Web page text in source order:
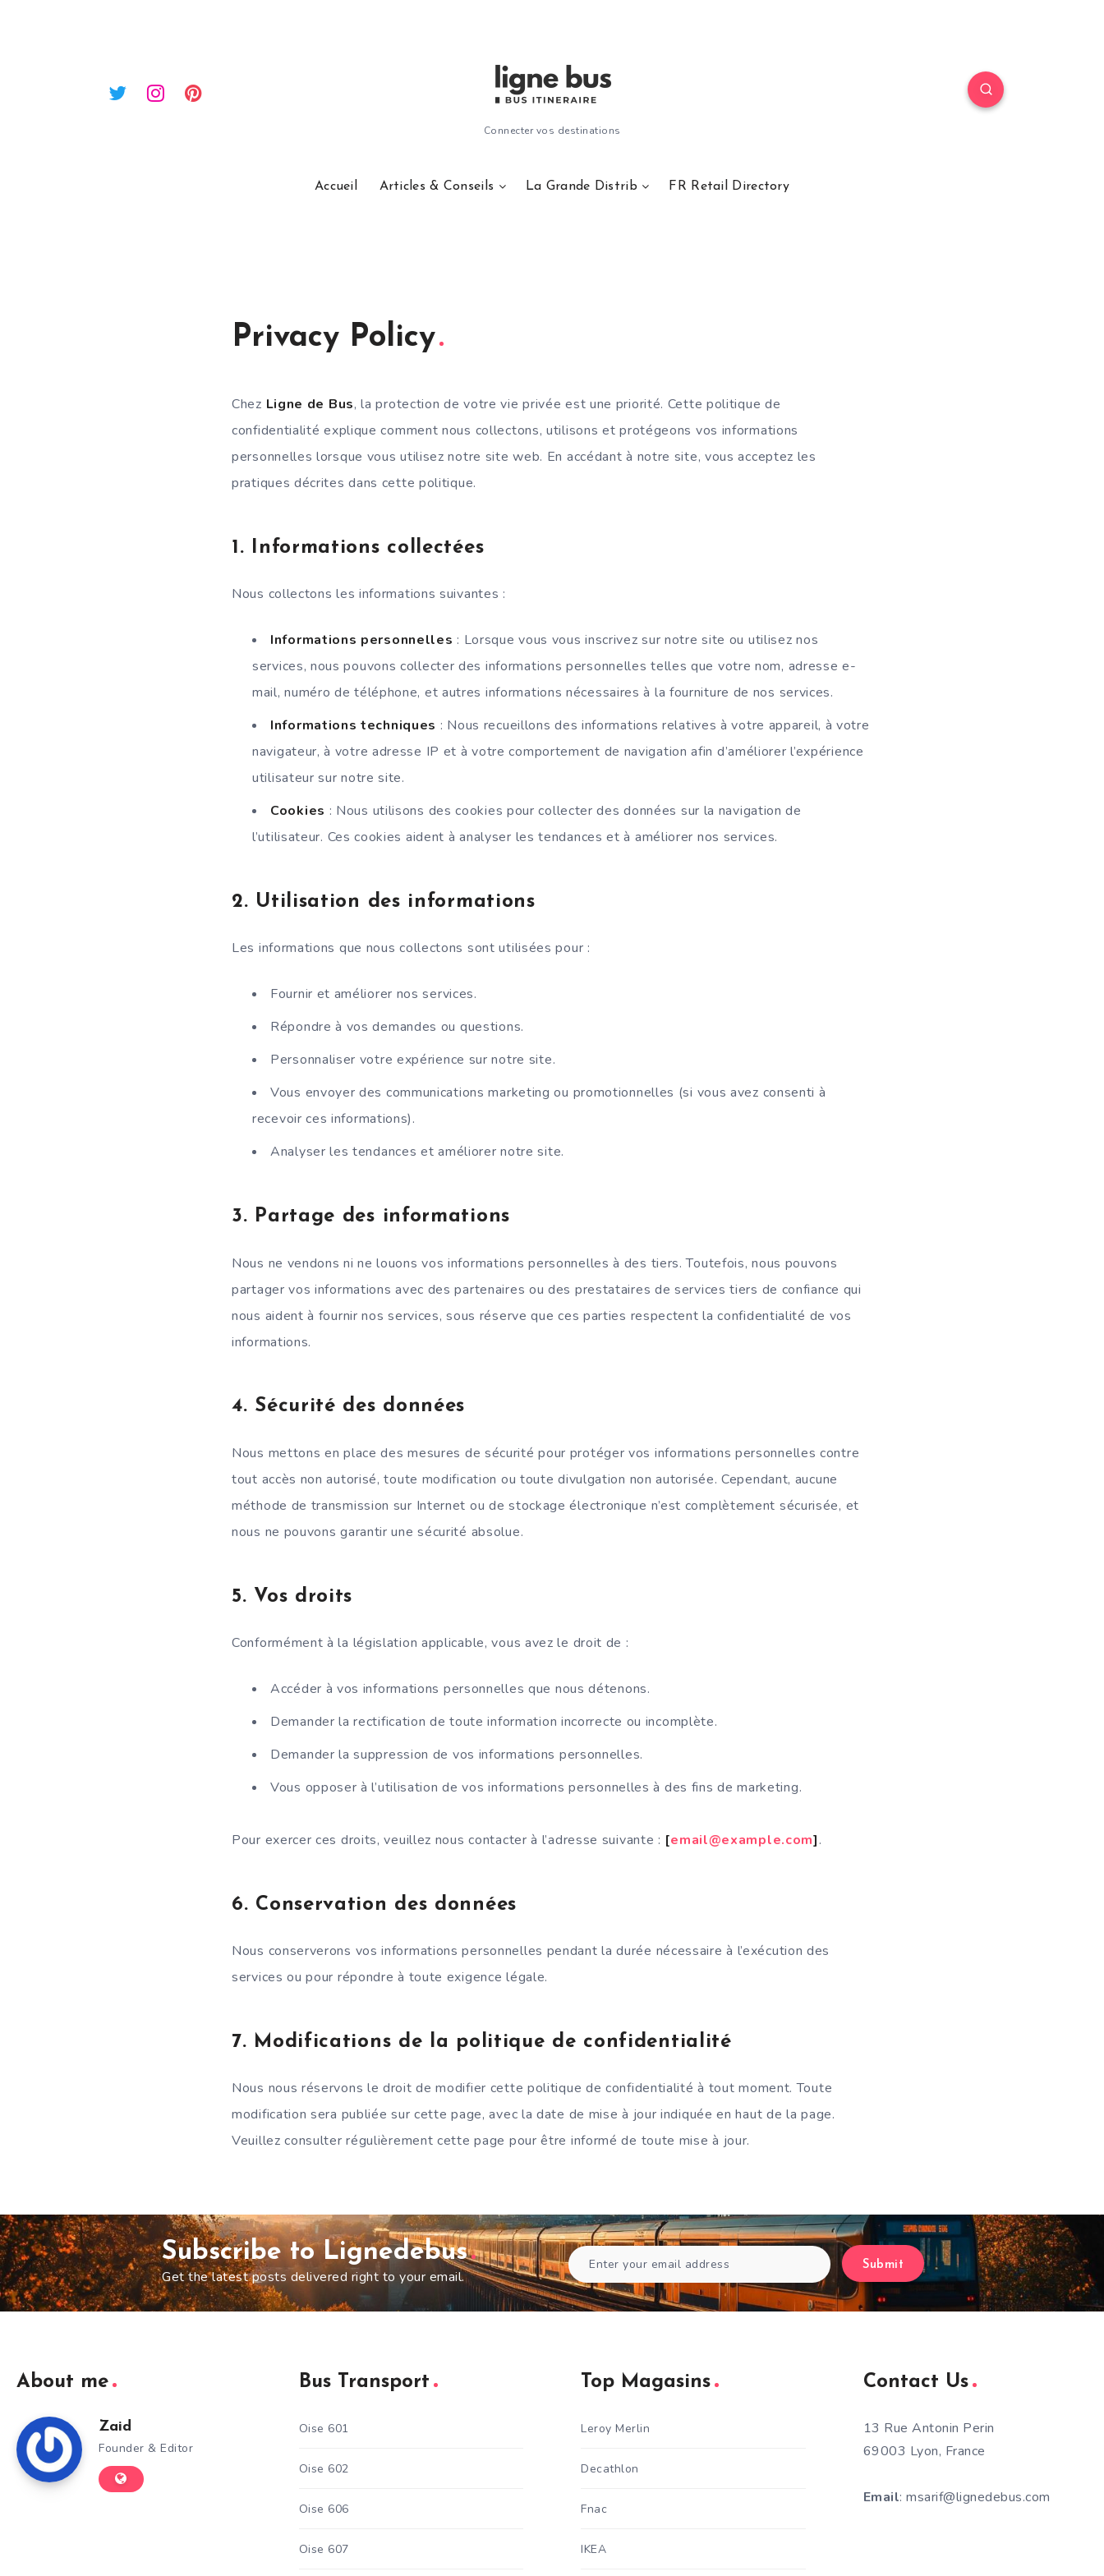
Connecter vos destinations
Accueil Articles & Conseils La Grande Distrib FR Retail Directory
Privacy Policy
Chez Ligne de Bus, la protection de votre vie privée est une priorité. Cette politique de
confidentialité explique comment nous collectons, utilisons et protégeons vos informations
personnelles lorsque vous utilisez notre site web. En accédant à notre site, vous acceptez les
pratiques décrites dans cette politique.
1. Informations collectées
Nous collectons les informations suivantes :
Informations personnelles : Lorsque vous vous inscrivez sur notre site ou utilisez nos
services, nous pouvons collecter des informations personnelles telles que votre nom, adresse e-
mail, numéro de téléphone, et autres informations nécessaires à la fourniture de nos services.
Informations techniques : Nous recueillons des informations relatives à votre appareil, à votre
navigateur, à votre adresse IP et à votre comportement de navigation afin d’améliorer l’expérience
utilisateur sur notre site.
Cookies : Nous utilisons des cookies pour collecter des données sur la navigation de
l’utilisateur. Ces cookies aident à analyser les tendances et à améliorer nos services.
2. Utilisation des informations
Les informations que nous collectons sont utilisées pour :
Fournir et améliorer nos services.
Répondre à vos demandes ou questions.
Personnaliser votre expérience sur notre site.
Vous envoyer des communications marketing ou promotionnelles (si vous avez consenti à
recevoir ces informations).
Analyser les tendances et améliorer notre site.
3. Partage des informations
Nous ne vendons ni ne louons vos informations personnelles à des tiers. Toutefois, nous pouvons
partager vos informations avec des partenaires ou des prestataires de services tiers de confiance qui
nous aident à fournir nos services, sous réserve que ces parties respectent la confidentialité de vos
informations.
4. Sécurité des données
Nous mettons en place des mesures de sécurité pour protéger vos informations personnelles contre
tout accès non autorisé, toute modification ou toute divulgation non autorisée. Cependant, aucune
méthode de transmission sur Internet ou de stockage électronique n’est complètement sécurisée, et
nous ne pouvons garantir une sécurité absolue.
5. Vos droits
Conformément à la législation applicable, vous avez le droit de :
Accéder à vos informations personnelles que nous détenons.
Demander la rectification de toute information incorrecte ou incomplète.
Demander la suppression de vos informations personnelles.
Vous opposer à l’utilisation de vos informations personnelles à des fins de marketing.
Pour exercer ces droits, veuillez nous contacter à l’adresse suivante : [email@example.com].
6. Conservation des données
Nous conserverons vos informations personnelles pendant la durée nécessaire à l’exécution des
services ou pour répondre à toute exigence légale.
7. Modifications de la politique de confidentialité
Nous nous réservons le droit de modifier cette politique de confidentialité à tout moment. Toute
modification sera publiée sur cette page, avec la date de mise à jour indiquée en haut de la page.
Veuillez consulter régulièrement cette page pour être informé de toute mise à jour.
Subscribe to Lignedebus
Get the latest posts delivered right to your email.
Submit
About me
Zaid
Founder & Editor
Bus Transport
Oise 601
Oise 602
Oise 606
Oise 607
Top Magasins
Leroy Merlin
Decathlon
Fnac
IKEA
Contact Us
13 Rue Antonin Perin
69003 Lyon, France
Email: msarif@lignedebus.com